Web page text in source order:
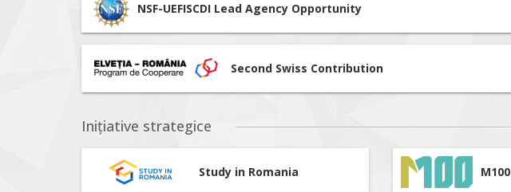
NSF-UEFISCDI Lead Agency Opportunity
Second Swiss Contribution
Inițiative strategice
Study in Romania M100